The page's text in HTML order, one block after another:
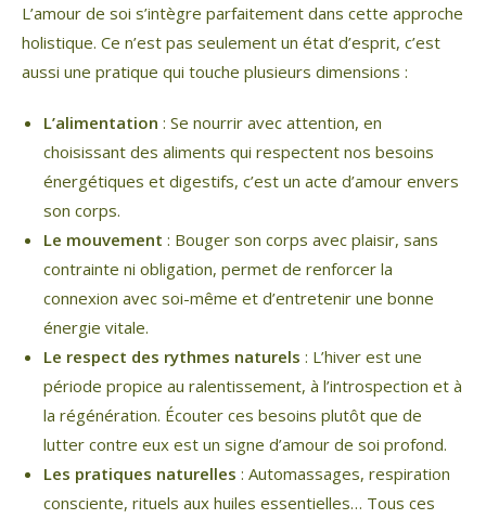
L’amour de soi s’intègre parfaitement dans cette approche
holistique. Ce n’est pas seulement un état d’esprit, c’est
aussi une pratique qui touche plusieurs dimensions :
L’alimentation : Se nourrir avec attention, en
choisissant des aliments qui respectent nos besoins
énergétiques et digestifs, c’est un acte d’amour envers
son corps.
Le mouvement : Bouger son corps avec plaisir, sans
contrainte ni obligation, permet de renforcer la
connexion avec soi-même et d’entretenir une bonne
énergie vitale.
Le respect des rythmes naturels : L’hiver est une
période propice au ralentissement, à l’introspection et à
la régénération. Écouter ces besoins plutôt que de
lutter contre eux est un signe d’amour de soi profond.
Les pratiques naturelles : Automassages, respiration
consciente, rituels aux huiles essentielles… Tous ces